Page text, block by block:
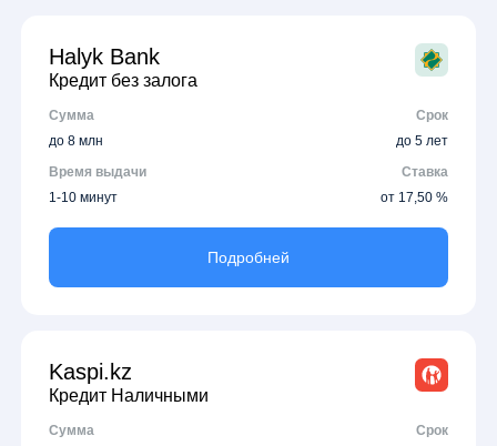
Halyk Bank
Кредит без залога
Сумма
Срок
до 8 млн
до 5 лет
Время выдачи
Ставка
1-10 минут
от 17,50 %
Подробней
Kaspi.kz
Кредит Наличными
Сумма
Срок